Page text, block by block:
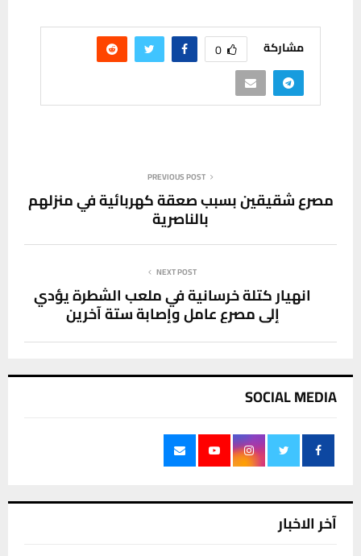
مشاركة 0
PREVIOUS POST
مصرع شقيقين بسبب صعقة كهربائية في منزلهم
بالناصرية
NEXT POST
انهيار كتلة خرسانية في ملعب الشطرة يؤدي
إلى مصرع عامل وإصابة ستة آخرين
SOCIAL MEDIA
آخر الاخبار